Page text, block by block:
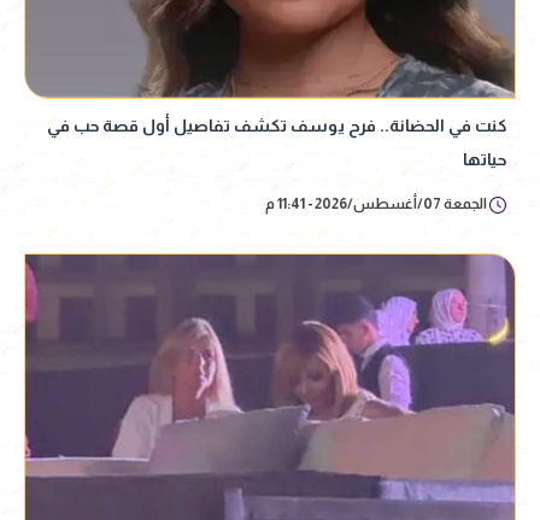
كنت في الحضانة.. فرح يوسف تكشف تفاصيل أول قصة حب في
حياتها
الجمعة 07/أغسطس/2026 - 11:41 م